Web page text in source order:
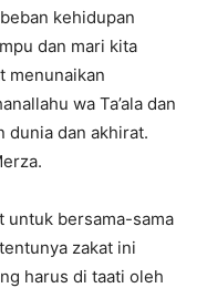
kehidupan
dan mari kita
menunaikan
wa Ta’ala dan
dunia dan akhirat.
untuk bersama-sama
zakat ini
harus di taati oleh